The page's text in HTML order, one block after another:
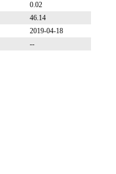
0.02
46.14
2019-04-18
--